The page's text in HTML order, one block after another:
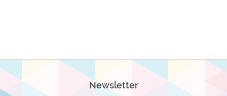
Newsletter